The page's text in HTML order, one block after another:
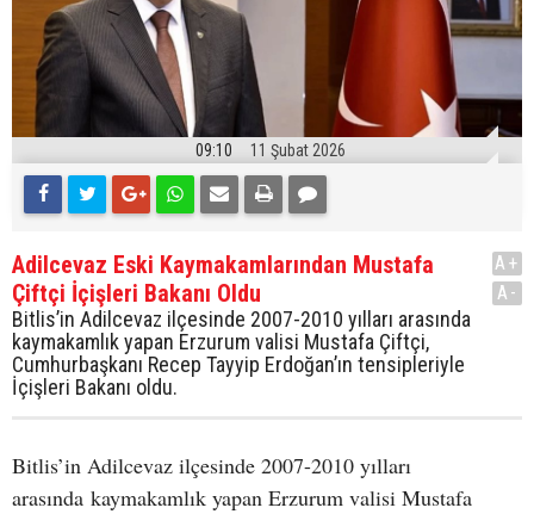
09:10 11 Şubat 2026
Adilcevaz Eski Kaymakamlarından Mustafa
Çiftçi İçişleri Bakanı Oldu
Bitlis’in Adilcevaz ilçesinde 2007-2010 yılları arasında
kaymakamlık yapan Erzurum valisi Mustafa Çiftçi,
Cumhurbaşkanı Recep Tayyip Erdoğan’ın tensipleriyle
İçişleri Bakanı oldu.
A+
A-
Bitlis’in Adilcevaz ilçesinde 2007-2010 yılları
arasında kaymakamlık yapan Erzurum valisi Mustafa